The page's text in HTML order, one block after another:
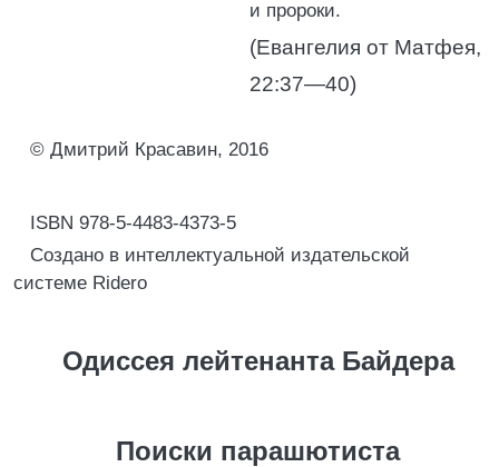
и пророки.
(Евангелия от Матфея,
22:37—40)
© Дмитрий Красавин, 2016
ISBN 978-5-4483-4373-5
Создано в интеллектуальной издательской
системе Ridero
Одиссея лейтенанта Байдера
Поиски парашютиста